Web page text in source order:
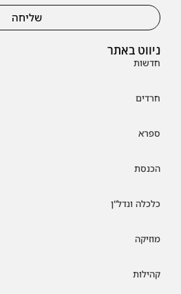
ניווט באתר
חדשות
חרדים
ספרא
הכנסת
כלכלה ונדל"ן
מוזיקה
קהילות
שליחה